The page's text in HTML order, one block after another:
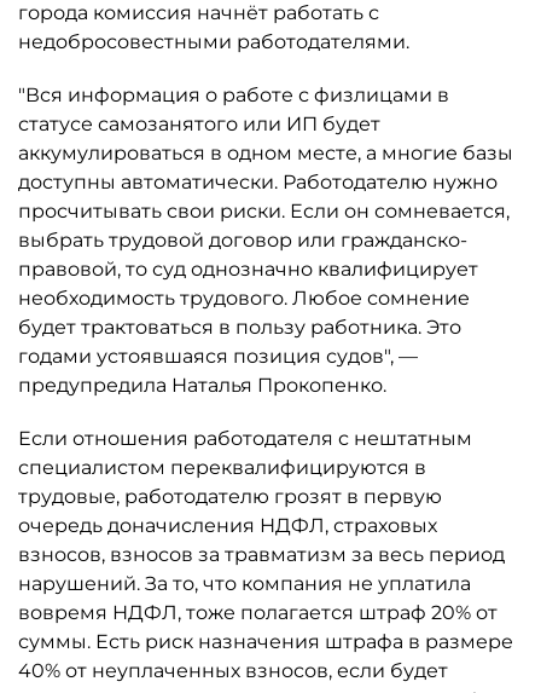
города комиссия начнёт работать с
недобросовестными работодателями.
"Вся информация о работе с физлицами в
статусе самозанятого или ИП будет
аккумулироваться в одном месте, а многие базы
доступны автоматически. Работодателю нужно
просчитывать свои риски. Если он сомневается,
выбрать трудовой договор или гражданско-
правовой, то суд однозначно квалифицирует
необходимость трудового. Любое сомнение
будет трактоваться в пользу работника. Это
годами устоявшаяся позиция судов", —
предупредила Наталья Прокопенко.
Если отношения работодателя с нештатным
специалистом переквалифицируются в
трудовые, работодателю грозят в первую
очередь доначисления НДФЛ, страховых
взносов, взносов за травматизм за весь период
нарушений. За то, что компания не уплатила
вовремя НДФЛ, тоже полагается штраф 20% от
суммы. Есть риск назначения штрафа в размере
40% от неуплаченных взносов, если будет